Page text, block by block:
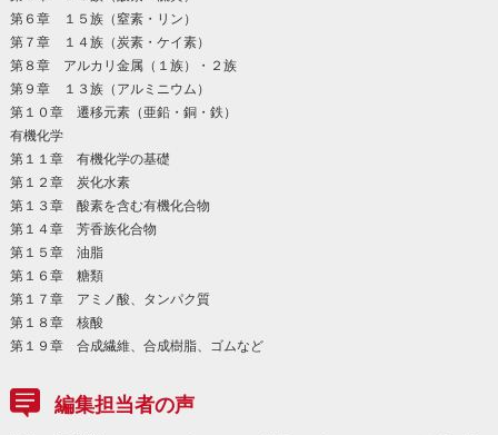
第６章 １５族（窒素・リン）
第７章 １４族（炭素・ケイ素）
第８章 アルカリ金属（１族）・２族
第９章 １３族（アルミニウム）
第１０章 遷移元素（亜鉛・銅・鉄）
有機化学
第１１章 有機化学の基礎
第１２章 炭化水素
第１３章 酸素を含む有機化合物
第１４章 芳香族化合物
第１５章 油脂
第１６章 糖類
第１７章 アミノ酸、タンパク質
第１８章 核酸
第１９章 合成繊維、合成樹脂、ゴムなど
編集担当者の声